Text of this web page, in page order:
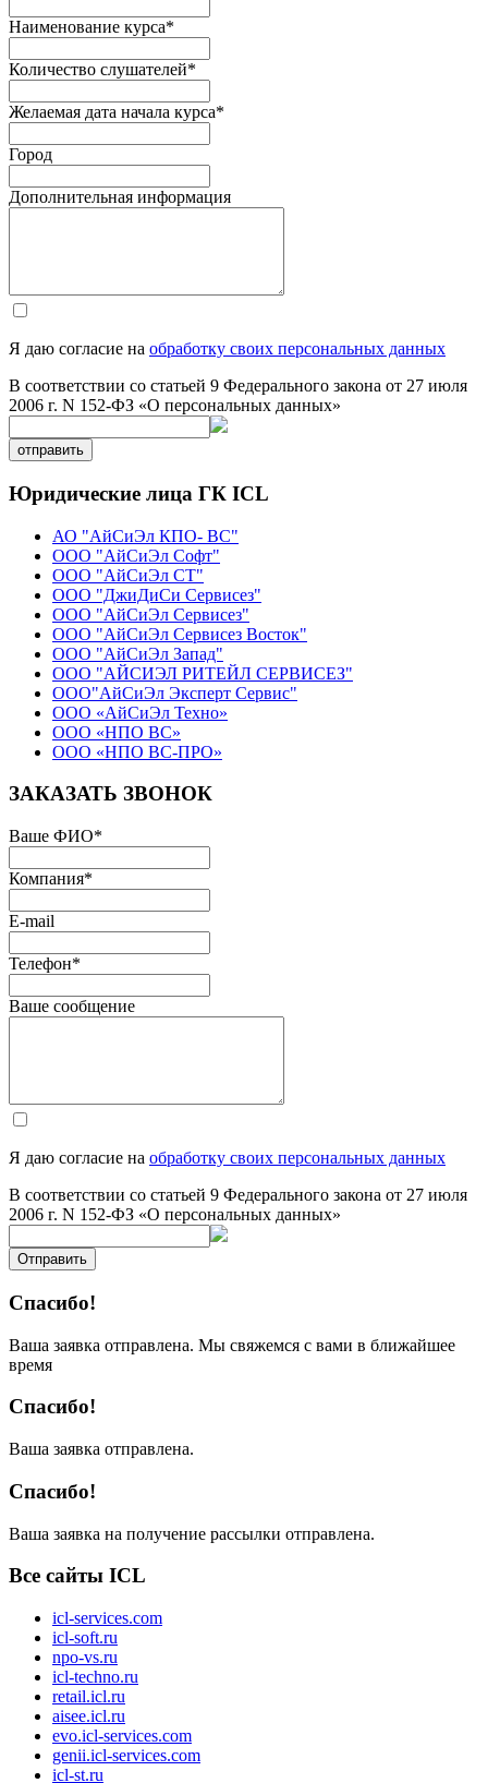
Наименование курса*
Количество слушателей*
Желаемая дата начала курса*
Город
Дополнительная информация
Я даю согласие на обработку своих персональных данных
В соответствии со статьей 9 Федерального закона от 27 июля
2006 г. N 152-ФЗ «О персональных данных»
отправить
Юридические лица ГК ICL
АО "АйСиЭл КПО- ВС"
ООО "АйСиЭл Софт"
ООО "АйСиЭл СТ"
ООО "ДжиДиСи Сервисез"
ООО "АйСиЭл Сервисез"
ООО "АйСиЭл Сервисез Восток"
ООО "АйСиЭл Запад"
ООО "АЙСИЭЛ РИТЕЙЛ СЕРВИСЕЗ"
ООО"АйСиЭл Эксперт Сервис"
ООО «АйСиЭл Техно»
ООО «НПО ВС»
ООО «НПО ВС-ПРО»
ЗАКАЗАТЬ ЗВОНОК
Ваше ФИО*
Компания*
E-mail
Телефон*
Ваше сообщение
Я даю согласие на обработку своих персональных данных
В соответствии со статьей 9 Федерального закона от 27 июля
2006 г. N 152-ФЗ «О персональных данных»
Отправить
Спасибо!
Ваша заявка отправлена. Мы свяжемся с вами в ближайшее
время
Спасибо!
Ваша заявка отправлена.
Спасибо!
Ваша заявка на получение рассылки отправлена.
Все сайты ICL
icl-services.com
icl-soft.ru
npo-vs.ru
icl-techno.ru
retail.icl.ru
aisee.icl.ru
evo.icl-services.com
genii.icl-services.com
icl-st.ru